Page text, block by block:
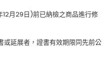
12月29日)前已納檢之商品進行修
延展者，證書有效期限同先前公